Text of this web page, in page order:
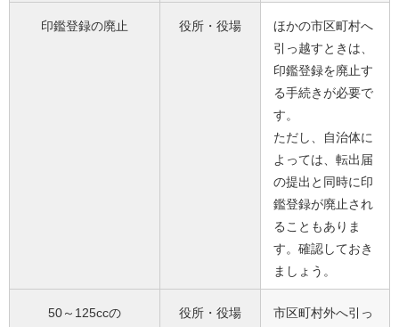
印鑑登録の廃止 役所・役場
ほかの市区町村へ
引っ越すときは、
印鑑登録を廃止す
る手続きが必要で
す。
ただし、自治体に
よっては、転出届
の提出と同時に印
鑑登録が廃止され
ることもありま
す。確認しておき
ましょう。
50～125ccの
役所・役場
市区町村外へ引っ